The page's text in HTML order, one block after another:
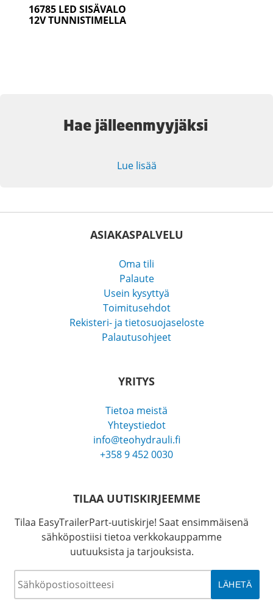
16785 LED SISÄVALO
12V TUNNISTIMELLA
Hae jälleenmyyjäksi
Lue lisää
ASIAKASPALVELU
Oma tili
Palaute
Usein kysyttyä
Toimitusehdot
Rekisteri- ja tietosuojaseloste
Palautusohjeet
YRITYS
Tietoa meistä
Yhteystiedot
info@teohydrauli.fi
+358 9 452 0030
TILAA UUTISKIRJEEMME
Tilaa EasyTrailerPart-uutiskirje! Saat ensimmäisenä
sähköpostiisi tietoa verkkokauppamme
uutuuksista ja tarjouksista.